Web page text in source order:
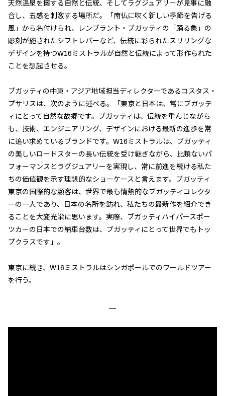
天然温泉を擁する自然と伝統、そしてラグジュアリーが見事に融
合し、五感を刺激する場所だ。「南仏に吹く新しい季節を告げる
風」から名付けられ、レンブラント・ブガッティの「踊る象」の
彫刻が施されたシフトレバーなど、伝統に彩られたスリリングな
デザインを持つW16ミストラルが自然と伝統によって形作られた
ことを想起させる。
ブガッティの中東・アジア地域担当ディレクターであるコスタス・
プサリスは、次のように述べる。「東京と日本は、常にブガッテ
ィにとって自然な故郷です。ブガッティは、伝統を重んじながら
も、技術、エンジニアリング、デザインにおける最新の進歩を常
に追い求めているブランドです。W16ミストラルは、ブガッティ
の美しいロードスターの長い伝統を受け継ぎながら、比類ないパ
フォーマンスとラグジュアリーを実現し、常に前進を続ける私た
ちの価値観を示す理想的なショーケースと言えます。ブガッティ
東京の国際的な顧客は、世界で最も情熱的なブガッティコレクタ
ーの一人であり、日本の名所を訪れ、私たちの最新作を紹介でき
ることを大変光栄に思います。実際、ブガッティハイパースポー
ツカーの日本での納車台数は、ブガッティにとって世界でもトッ
プクラスです」。
東京に続き、W16ミストラルはシンガポールでのワールドツアー
を行う。